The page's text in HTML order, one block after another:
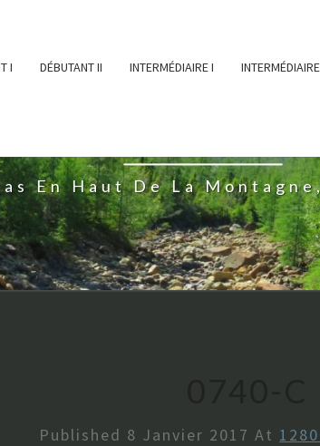
I DÉBUTANT II INTERMÉDIAIRE I
En Haut De La
Published 8 Janvier 2017 At